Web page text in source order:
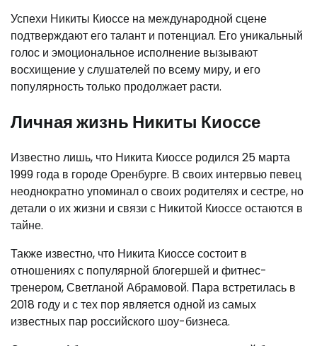
Успехи Никиты Киоссе на международной сцене
подтверждают его талант и потенциал. Его уникальный
голос и эмоциональное исполнение вызывают
восхищение у слушателей по всему миру, и его
популярность только продолжает расти.
Личная жизнь Никиты Киоссе
Известно лишь, что Никита Киоссе родился 25 марта
1999 года в городе Оренбурге. В своих интервью певец
неоднократно упоминал о своих родителях и сестре, но
детали о их жизни и связи с Никитой Киоссе остаются в
тайне.
Также известно, что Никита Киоссе состоит в
отношениях с популярной блогершей и фитнес-
тренером, Светланой Абрамовой. Пара встретилась в
2018 году и с тех пор является одной из самых
известных пар российского шоу-бизнеса.